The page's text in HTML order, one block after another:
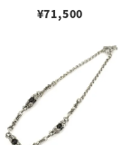
¥71,500